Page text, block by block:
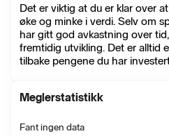
Det er viktig at du er klar over
øke og minke i verdi. Selv om
har gitt god avkastning over
fremtidig utvikling. Det er alltid
tilbake pengene du har
Meglerstatistikk
Fant ingen data